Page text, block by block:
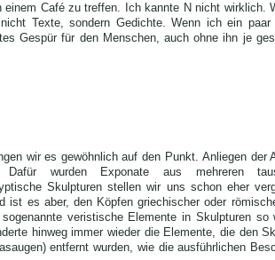
Café zu treffen. Ich kannte N nicht wirklich.
Texte, sondern Gedichte. Wenn ich ein paar
Gespür für den Menschen, auch ohne ihn je
wir es gewöhnlich auf den Punkt. Anliegen der
wurden Exponate aus mehreren
Skulpturen stellen wir uns schon eher
ist es aber, den Köpfen griechischer oder
veristische Elemente in Skulpturen so
hinweg immer wieder die Elemente, die den
entfernt wurden, wie die ausführlichen